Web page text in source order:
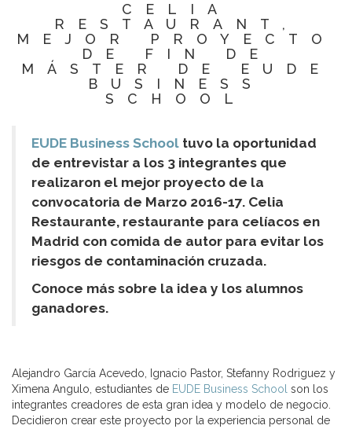
CELIA
RESTAURANT,
MEJOR PROYECTO
DE FIN DE
MÁSTER DE EUDE
BUSINESS
SCHOOL
EUDE Business School tuvo la oportunidad
de entrevistar a los 3 integrantes que
realizaron el mejor proyecto de la
convocatoria de Marzo 2016-17. Celia
Restaurante, restaurante para celíacos en
Madrid con comida de autor para evitar los
riesgos de contaminación cruzada.
Conoce más sobre la idea y los alumnos
ganadores.
Alejandro García Acevedo, Ignacio Pastor, Stefanny Rodriguez y
Ximena Angulo, estudiantes de EUDE Business School son los
integrantes creadores de esta gran idea y modelo de negocio.
Decidieron crear este proyecto por la experiencia personal de